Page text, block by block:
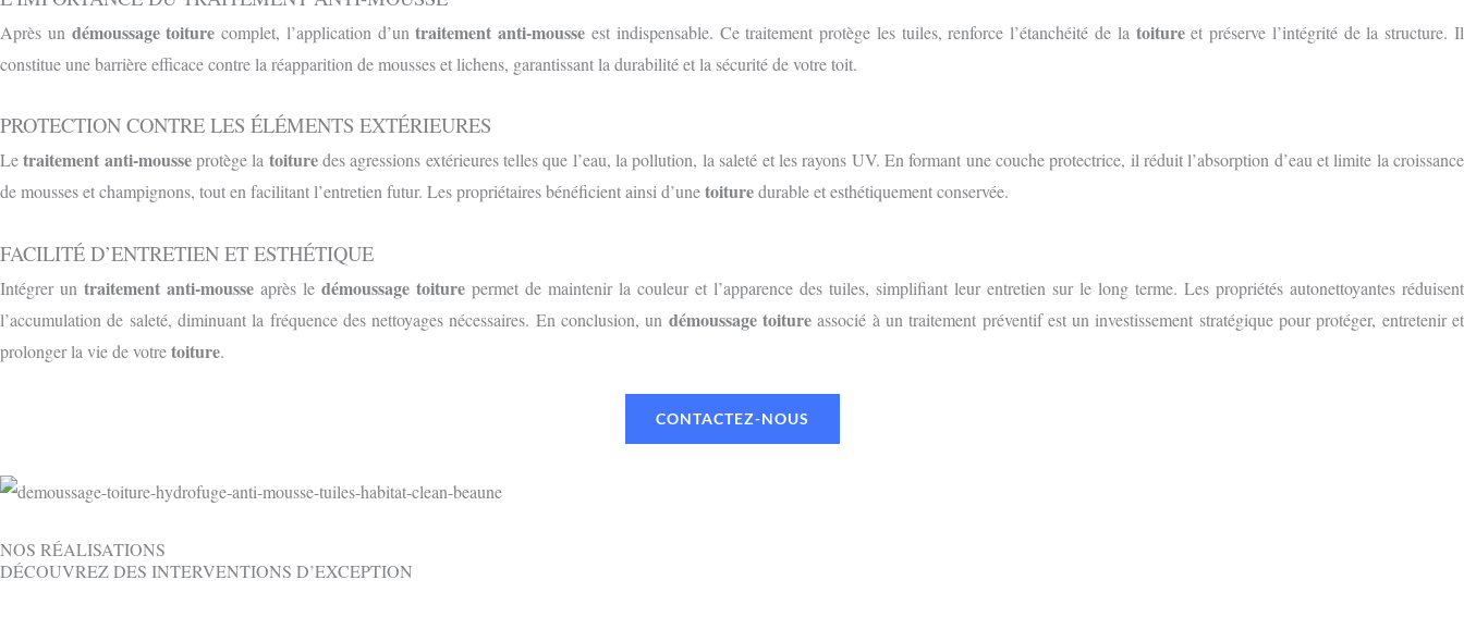
Après un démoussage toiture complet, l’application d’untraitement anti-mousse est indispensable. Ce traitement protège les tuiles, renforce l’étanchéité de la toitureet préserve l’intégrité de la structure. Il
constitue une barrière efficace contre la réapparition de mousses et lichens, garantissant la durabilité et la sécurité de votre toit.
PROTECTION CONTRE LES ÉLÉMENTS EXTÉRIEURES
Letraitement anti-mousseprotège la toituredes agressions extérieures telles que l’eau, la pollution, la saleté et les rayons UV. En formant une couche protectrice, il réduit l’absorption d’eau et limite la croissance
de mousses et champignons, tout en facilitant l’entretien futur. Les propriétaires bénéficient ainsi d’unetoituredurable et esthétiquement conservée.
FACILITÉ D’ENTRETIEN ET ESTHÉTIQUE
Intégrer un traitement anti-mousse après le démoussage toiture permet de maintenir la couleur et l’apparence des tuiles, simplifiant leur entretien sur le long terme. Les propriétés autonettoyantes réduisent
l’accumulation de saleté, diminuant la fréquence des nettoyages nécessaires. En conclusion, un démoussage toiture associé à un traitement préventif est un investissement stratégique pour protéger, entretenir et
prolonger la vie de votretoiture.
CONTACTEZ-NOUS
NOS RÉALISATIONS
DÉCOUVREZ DES INTERVENTIONS D’EXCEPTION